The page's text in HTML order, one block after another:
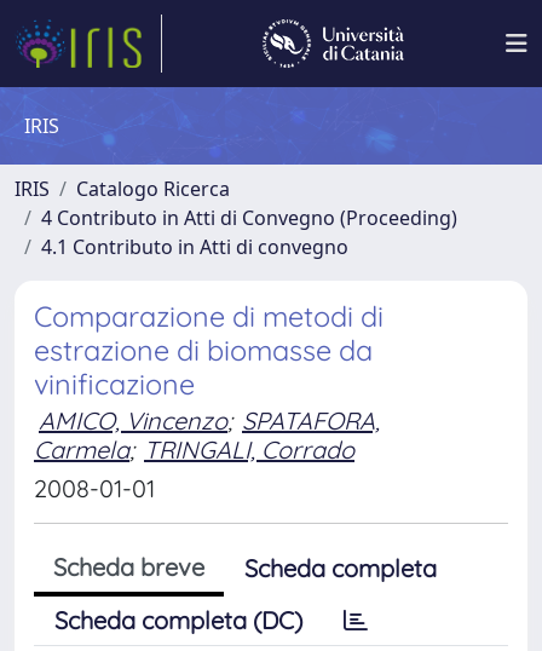
IRIS
IRIS
Catalogo Ricerca
4 Contributo in Atti di Convegno (Proceeding)
4.1 Contributo in Atti di convegno
Comparazione di metodi di
estrazione di biomasse da
vinificazione
AMICO, Vincenzo; SPATAFORA,
Carmela; TRINGALI, Corrado
2008-01-01
Scheda breve
Scheda completa
Scheda completa (DC)